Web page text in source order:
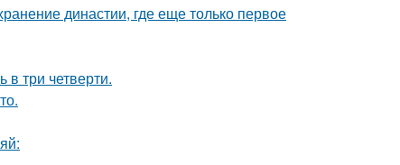
династии, где еще только первое
три четверти.